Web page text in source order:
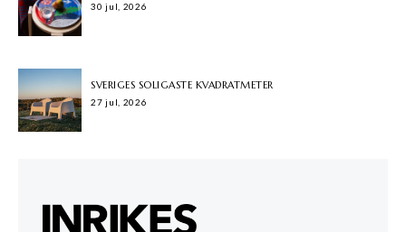
30 jul, 2026
SVERIGES SOLIGASTE KVADRATMETER
27 jul, 2026